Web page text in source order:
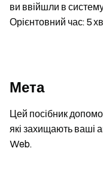
ви ввійшли в
Орієнтовний час: 5 хв
Мета
Цей посібник
які захищають ваші
Web.